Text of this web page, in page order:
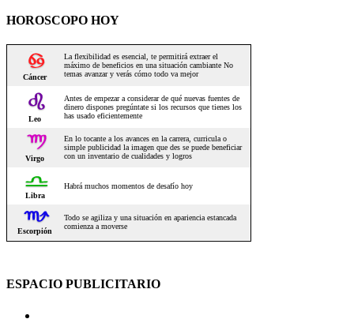
HOROSCOPO HOY
ESPACIO PUBLICITARIO